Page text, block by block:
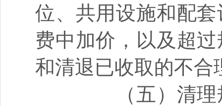
位、共用设施和配
费中加价，以及超
和清退已收取的不合
（五）清理